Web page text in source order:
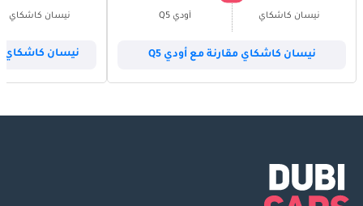
نيسان كاشكاي أودي Q5
نيسان كاشكاي مقارنة مع أودي Q5
نيسان كاشكاي
نيسان كاشكاي